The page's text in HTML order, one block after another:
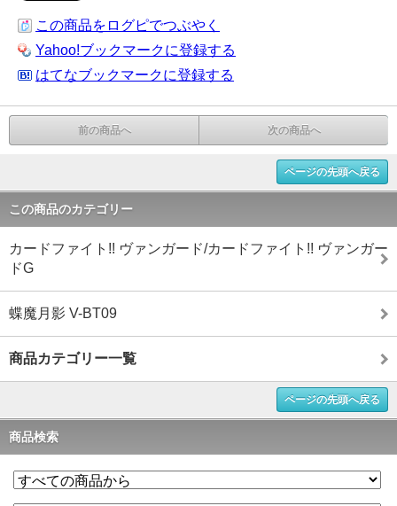
この商品をログピでつぶやく
Yahoo!ブックマークに登録する
はてなブックマークに登録する
前の商品へ 次の商品へ
ページの先頭へ戻る
この商品のカテゴリー
カードファイト!! ヴァンガード/カードファイト!! ヴァンガー
ドG
蝶魔月影 V-BT09
商品カテゴリー一覧
ページの先頭へ戻る
商品検索